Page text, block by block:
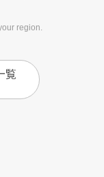
region.
覧